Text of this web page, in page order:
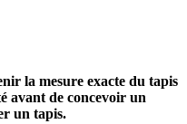
la mesure exacte du tapis
avant de concevoir un
un tapis.